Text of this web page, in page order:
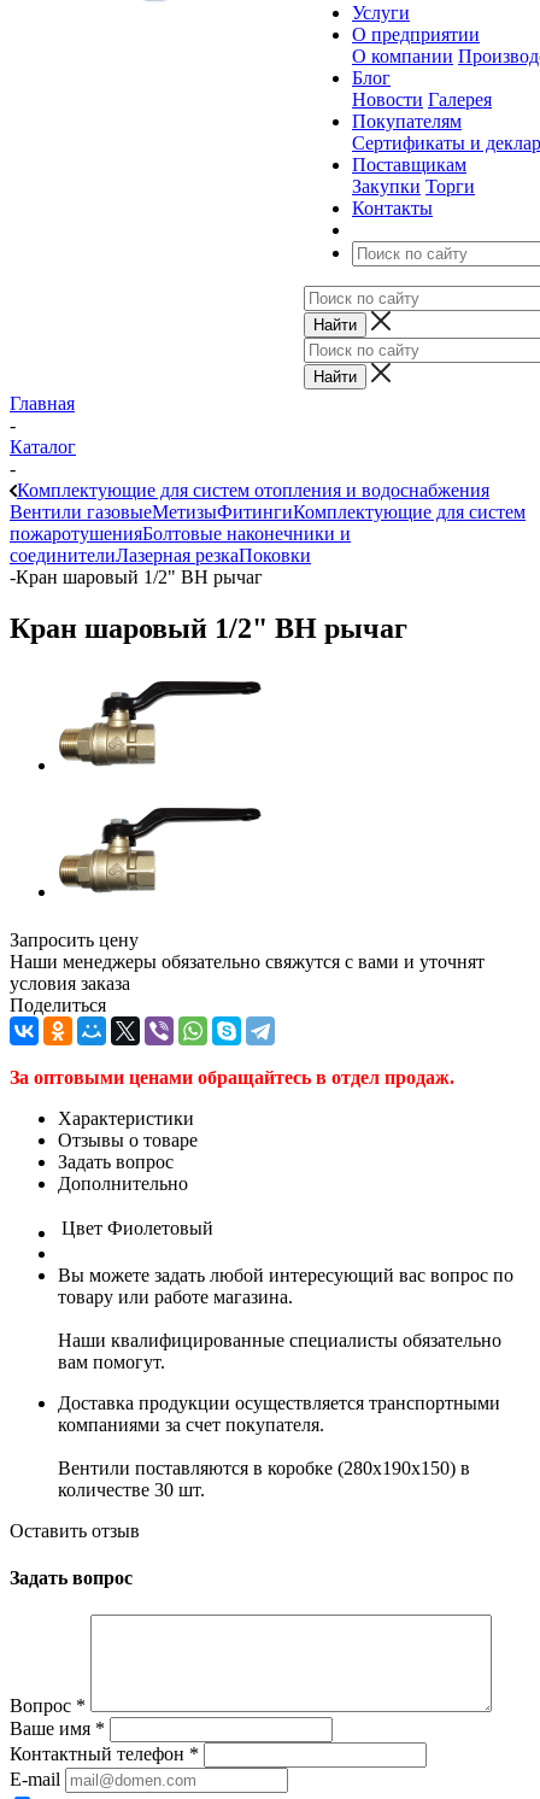
Услуги
О предприятии
О компании
Блог
Новости Галерея
Покупателям
Сертификаты и
Поставщикам
Закупки Торги
Контакты
Главная
-
Каталог
-
Комплектующие для систем отопления и водоснабжения
Вентили газовыеМетизыФитингиКомплектующие для систем
пожаротушенияБолтовые наконечники и
соединителиЛазерная резкаПоковки
-Кран шаровый 1/2" ВН рычаг
Кран шаровый 1/2" ВН рычаг
Запросить цену
Наши менеджеры обязательно свяжутся с вами и уточнят
условия заказа
Поделиться
За оптовыми ценами обращайтесь в отдел продаж.
Характеристики
Отзывы о товаре
Задать вопрос
Дополнительно
Цвет Фиолетовый
Вы можете задать любой интересующий вас вопрос по
товару или работе магазина.
Наши квалифицированные специалисты обязательно
вам помогут.
Доставка продукции осуществляется транспортными
компаниями за счет покупателя.
Вентили поставляются в коробке (280x190x150) в
количестве 30 шт.
Оставить отзыв
Задать вопрос
Вопрос *
Ваше имя *
Контактный телефон *
E-mail